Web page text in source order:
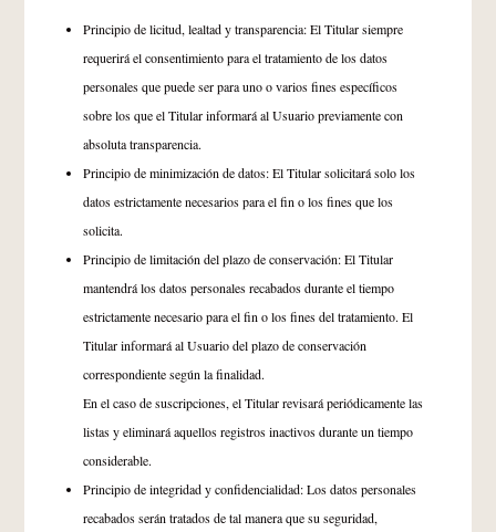
Principio de licitud, lealtad y transparencia: El Titular siempre
requerirá el consentimiento para el tratamiento de los datos
personales que puede ser para uno o varios fines específicos
sobre los que el Titular informará al Usuario previamente con
absoluta transparencia.
Principio de minimización de datos: El Titular solicitará solo los
datos estrictamente necesarios para el fin o los fines que los
solicita.
Principio de limitación del plazo de conservación: El Titular
mantendrá los datos personales recabados durante el tiempo
estrictamente necesario para el fin o los fines del tratamiento. El
Titular informará al Usuario del plazo de conservación
correspondiente según la finalidad.
En el caso de suscripciones, el Titular revisará periódicamente las
listas y eliminará aquellos registros inactivos durante un tiempo
considerable.
Principio de integridad y confidencialidad: Los datos personales
recabados serán tratados de tal manera que su seguridad,